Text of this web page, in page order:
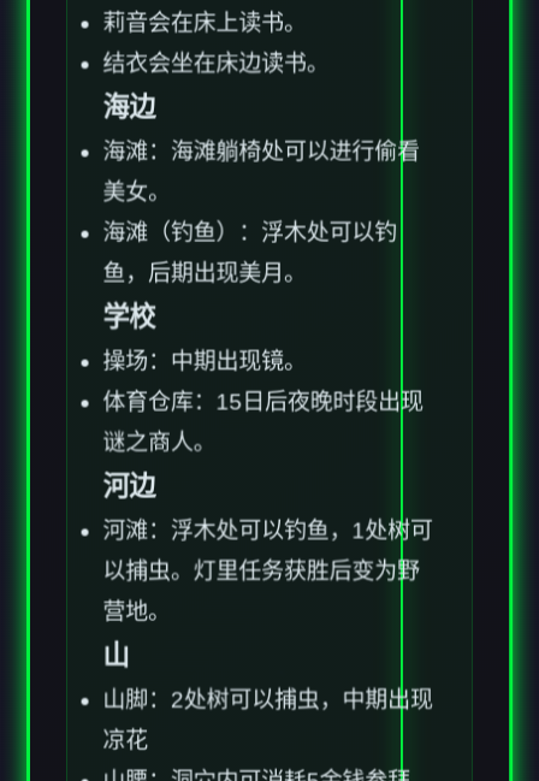
莉音会在床上读书。
结衣会坐在床边读书。
海边
海滩：海滩躺椅处可以进行偷看
学校
操场：中期出现镜。
体育仓库：15日后夜晚时段出现
谜之商人。
河边
河滩：浮木处可以钓鱼，1处树可
以捕虫。灯里任务获胜后变为野
营地。
山
山脚：2处树可以捕虫，中期出现
凉花